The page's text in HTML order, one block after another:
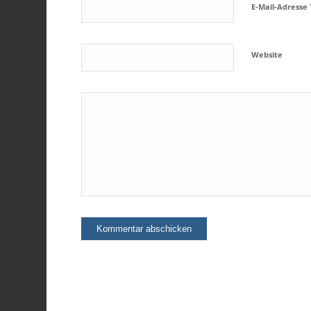
E-Mail-Adresse
Website